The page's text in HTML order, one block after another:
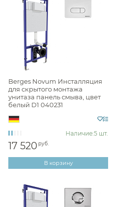
бумаги
Berges Novum Инсталляция
для скрытого монтажа
унитаза панель смыва, цвет
белый D1 040231
Наличие:5 шт.
17 520 руб.
В корзину